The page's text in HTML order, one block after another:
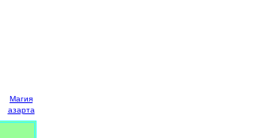
Магия
азарта